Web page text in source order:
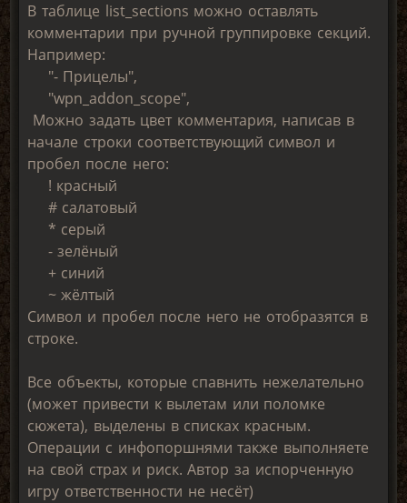
В таблице list_sections можно оставлять
комментарии при ручной группировке секций.
Например:
"- Прицелы",
"wpn_addon_scope",
Можно задать цвет комментария, написав в
начале строки соответствующий символ и
пробел после него:
! красный
# салатовый
* серый
- зелёный
+ синий
~ жёлтый
Символ и пробел после него не отобразятся в
строке.
Все объекты, которые спавнить нежелательно
(может привести к вылетам или поломке
сюжета), выделены в списках красным.
Операции с инфопоршнями также выполняете
на свой страх и риск. Автор за испорченную
игру ответственности не несёт)